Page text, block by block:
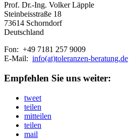
Prof. Dr.-Ing. Volker Läpple
Steinbeisstraße 18
73614 Schorndorf
Deutschland
Fon: +49 7181 257 9009
E-Mail: info(at)toleranzen-beratung.de
Empfehlen Sie uns weiter:
tweet
teilen
mitteilen
teilen
mail